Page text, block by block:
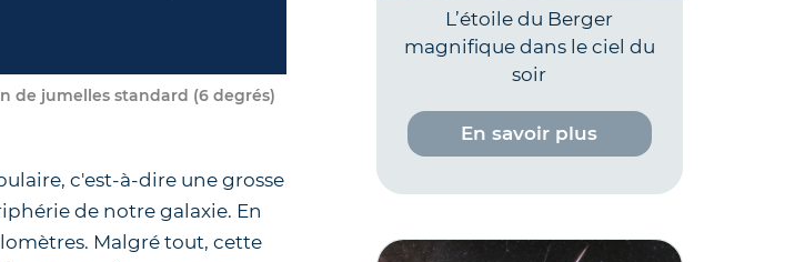
de jumelles standard (6 degrés)
c'est-à-dire une grosse
de notre galaxie. En
Malgré tout, cette
L’étoile du Berger
magnifique dans le ciel du
soir
En savoir plus